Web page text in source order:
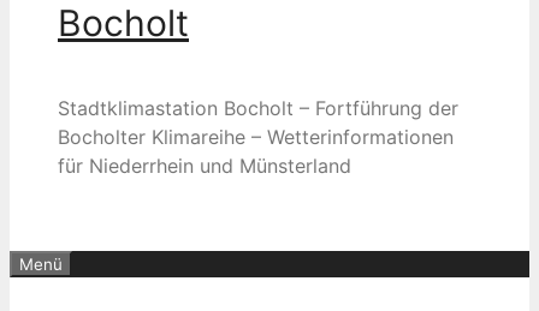
Bocholt
Stadtklimastation Bocholt – Fortführung der
Bocholter Klimareihe – Wetterinformationen
für Niederrhein und Münsterland
Menü